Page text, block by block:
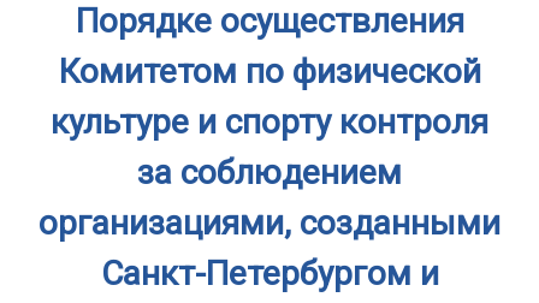
Порядке осуществления
Комитетом по физической
культуре и спорту контроля
за соблюдением
организациями, созданными
Санкт-Петербургом и